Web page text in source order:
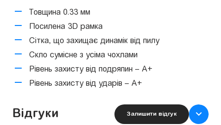
Товщина 0.33 мм
Посилена 3D рамка
Сітка, що захищає динамік від пилу
Скло сумісне з усіма чохлами
Рівень захисту від подряпин – А+
Рівень захисту від ударів – А+
Відгуки Залишити відгук